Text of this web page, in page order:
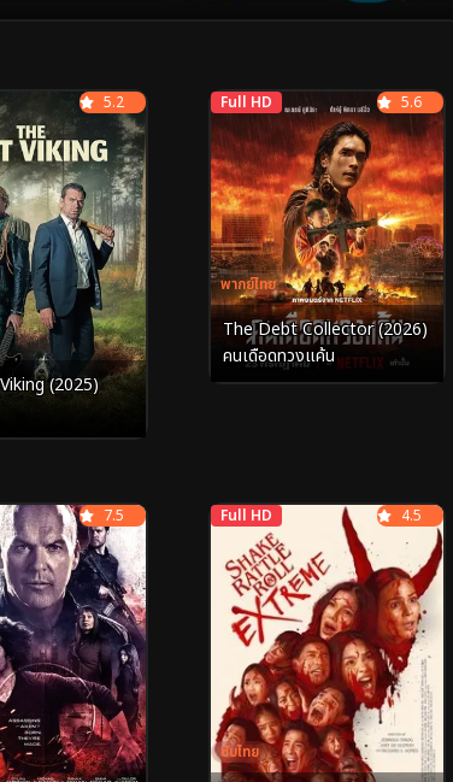
5.2
(2025)
Full HD
พากย์ไทย
5.6
The Debt Collector (2026)
คนเดือดทวงแค้น
7.5 Full HD
ซับไทย
4.5